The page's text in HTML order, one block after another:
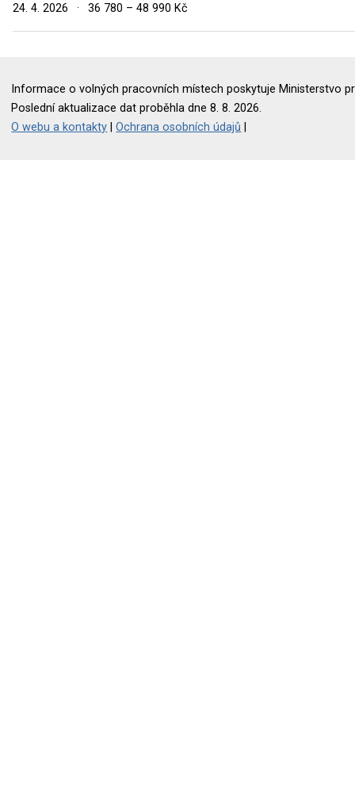
24. 4. 2026
· 36 780 – 48 990 Kč
Informace o volných pracovních místech poskytuje Ministerstvo
Poslední aktualizace dat proběhla dne 8. 8. 2026.
O webu a kontakty |Ochrana osobních údajů